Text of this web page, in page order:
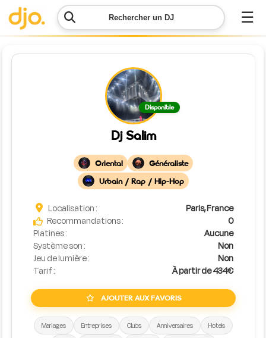
Rechercher un DJ ☰
Menu
demande
de prix
Disponible
Dj Salim
Oriental
Généraliste
Urbain / Rap / Hip-Hop
Localisation :
Paris, France
Recommandations :
0
Platines :
Aucune
Système son :
Non
Jeu de lumière :
Non
Tarif :
À partir de 434€
AJOUTER AUX FAVORIS
Mariages Entreprises Clubs Anniversaires
Hotels